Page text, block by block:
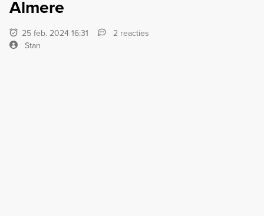
Almere
25 feb. 2024 16:31
2 reacties
Stan